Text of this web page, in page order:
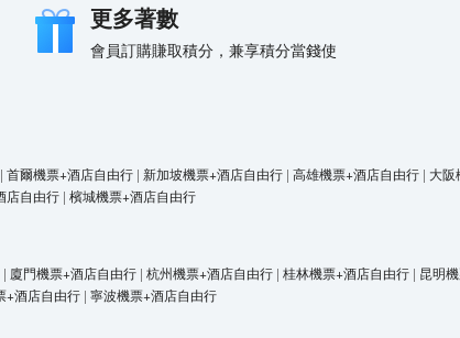
更多著數
會員訂購賺取積分，兼享積分當錢使
首爾機票+酒店自由行 | 新加坡機票+酒店自由行 | 高雄機票+酒店自由行 | 大阪
店自由行 | 檳城機票+酒店自由行
| 廈門機票+酒店自由行 | 杭州機票+酒店自由行 | 桂林機票+酒店自由行 | 昆明
+酒店自由行 | 寧波機票+酒店自由行